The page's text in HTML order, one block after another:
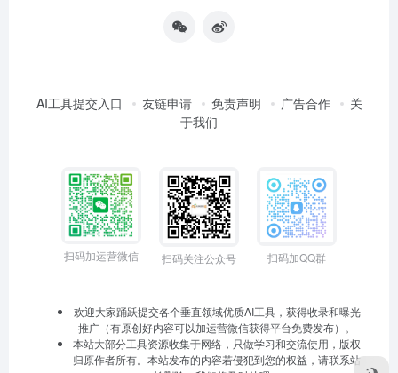
AI工具提交入口 友链申请 免责声明 广告合作
关
于我们
扫码加运营微信 扫码关注公众号 扫码加QQ群
欢迎大家踊跃提交各个垂直领域优质AI工具，获得收录和曝光
推广（有原创好内容可以加运营微信获得平台免费发布）。
本站大部分工具资源收集于网络，只做学习和交流使用，版权
归原作者所有。本站发布的内容若侵犯到您的权益，请联系站